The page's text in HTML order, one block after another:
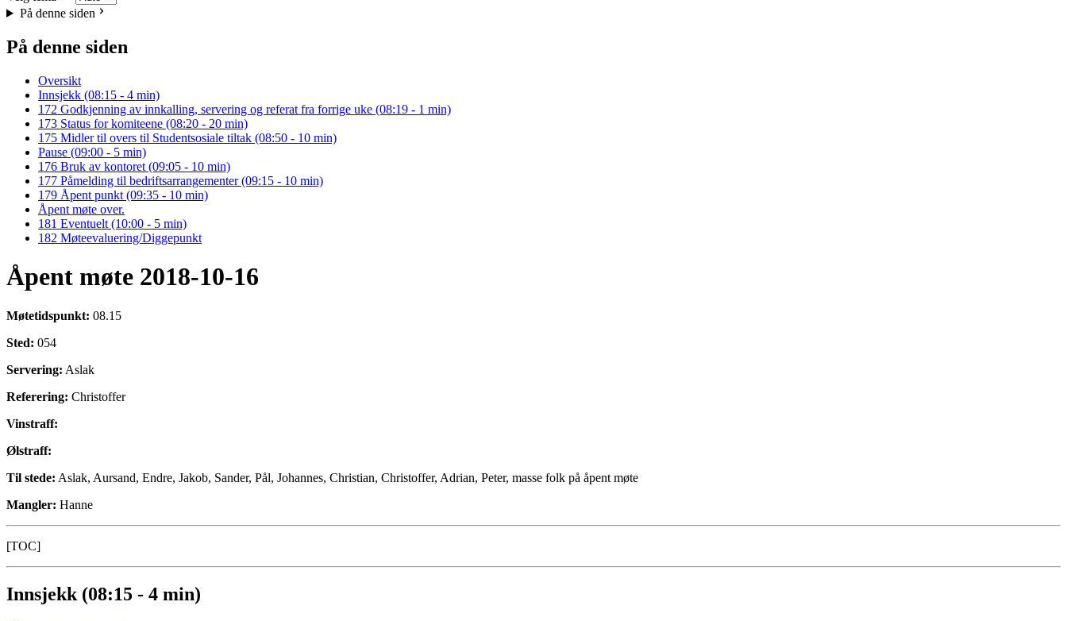
På denne siden
På denne siden
Oversikt
Innsjekk (08:15 - 4 min)
172 Godkjenning av innkalling, servering og referat fra forrige uke (08:19 - 1 min)
173 Status for komiteene (08:20 - 20 min)
175 Midler til overs til Studentsosiale tiltak (08:50 - 10 min)
Pause (09:00 - 5 min)
176 Bruk av kontoret (09:05 - 10 min)
177 Påmelding til bedriftsarrangementer (09:15 - 10 min)
179 Åpent punkt (09:35 - 10 min)
Åpent møte over.
181 Eventuelt (10:00 - 5 min)
182 Møteevaluering/Diggepunkt
Åpent møte 2018-10-16
Møtetidspunkt: 08.15
Sted: 054
Servering: Aslak
Referering: Christoffer
Vinstraff:
Ølstraff:
Til stede: Aslak, Aursand, Endre, Jakob, Sander, Pål, Johannes, Christian, Christoffer, Adrian, Peter, masse folk på åpent møte
Mangler: Hanne
[TOC]
Innsjekk (08:15 - 4 min)